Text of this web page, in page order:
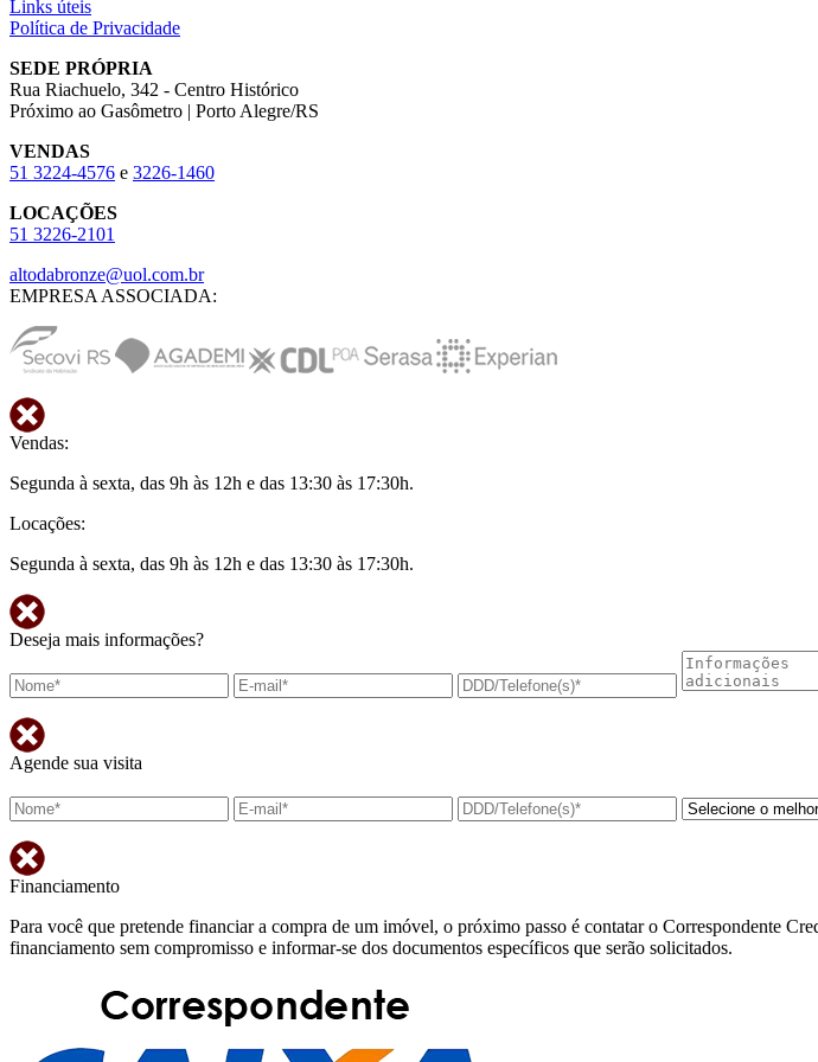
Links úteis
Política de Privacidade
SEDE PRÓPRIA
Rua Riachuelo, 342 - Centro Histórico
Próximo ao Gasômetro | Porto Alegre/RS
VENDAS
51 3224-4576 e 3226-1460
LOCAÇÕES
51 3226-2101
altodabronze@uol.com.br
EMPRESA ASSOCIADA:
Vendas:
Segunda à sexta, das 9h às 12h e das 13:30 às 17:30h.
Locações:
Segunda à sexta, das 9h às 12h e das 13:30 às 17:30h.
Deseja mais informações?
Agende sua visita
Financiamento
Para você que pretende financiar a compra de um imóvel, o próximo passo é contatar o Correspondente
financiamento sem compromisso e informar-se dos documentos específicos que serão solicitados.